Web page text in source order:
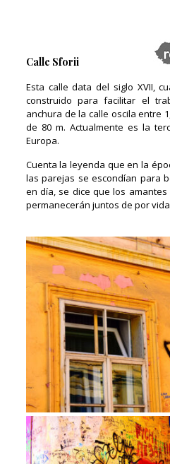
Calle Sforii
Esta calle data del siglo XVII,
construido para facilitar el
anchura de la calle oscila entre
de 80 m. Actualmente es la
Europa.
Cuenta la leyenda que en la
las parejas se escondían para
en día, se dice que los
permanecerán juntos de por